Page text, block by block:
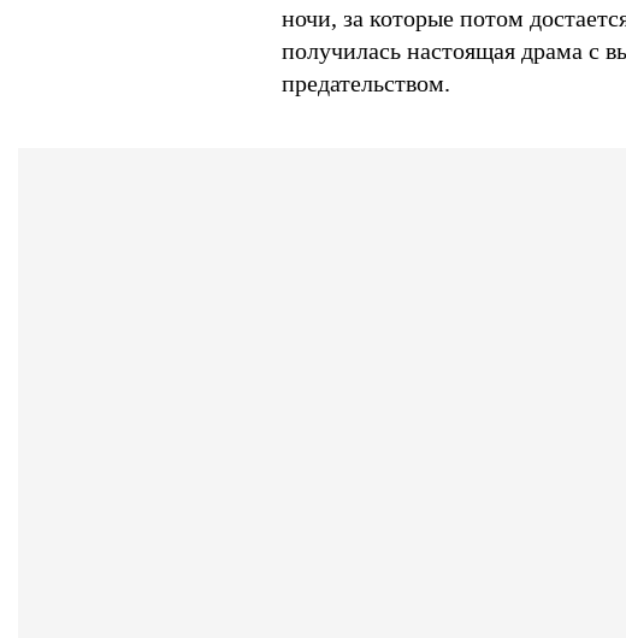
ночи, за которые потом
получилась настоящая драма с
предательством.